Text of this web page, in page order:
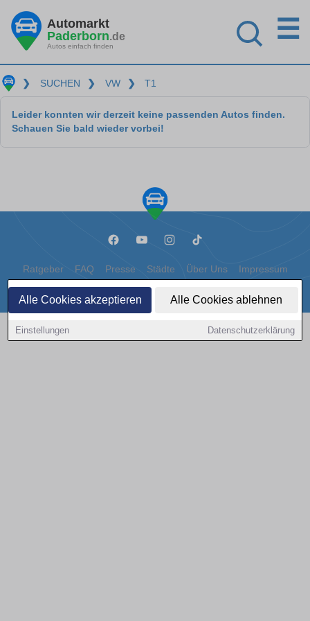
Alle Cookies akzeptieren Alle Cookies ablehnen
Einstellungen Datenschutzerklärung
Automarkt
Paderborn.de
Autos einfach finden
☰
❯ SUCHEN ❯ VW ❯ T1
Leider konnten wir derzeit keine passenden Autos finden.
Schauen Sie bald wieder vorbei!
Ratgeber FAQ Presse Städte Über Uns Impressum
Datenschutz Cookies
Copyright © 2000 - 2026 | 1A Infosysteme GmbH | Content by: 1a-sites-autos